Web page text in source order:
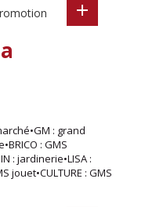
: grand
: GMS
: jardinerie•LISA :
jouet•CULTURE : GMS